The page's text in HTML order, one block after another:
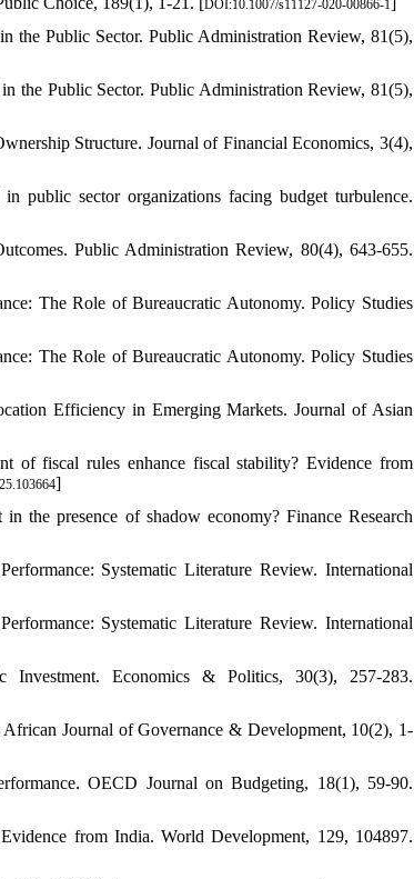
DOI:10.1007/s11127-020-00866-1
the Public Sector. Public Administration Review, 81(5),
the Public Sector. Public Administration Review, 81(5),
Structure. Journal of Financial Economics, 3(4),
public sector organizations facing budget turbulence.
Public Administration Review, 80(4), 643-655.
The Role of Bureaucratic Autonomy. Policy Studies
The Role of Bureaucratic Autonomy. Policy Studies
Efficiency in Emerging Markets. Journal of Asian
of fiscal rules enhance fiscal stability? Evidence from
]
presence of shadow economy? Finance Research
Systematic Literature Review. International
Systematic Literature Review. International
Economics & Politics, 30(3), 257-283.
Journal of Governance & Development, 10(2), 1-
OECD Journal on Budgeting, 18(1), 59-90.
from India. World Development, 129, 104897.